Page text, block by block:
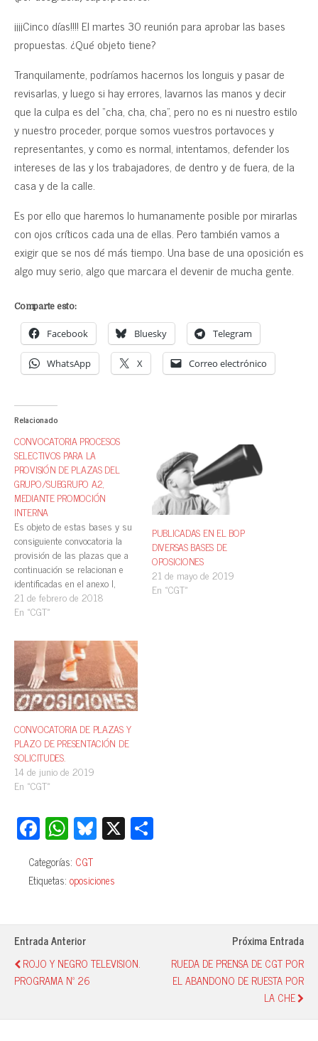
¡¡¡¡Cinco días!!!! El martes 30 reunión para aprobar las bases
propuestas. ¿Qué objeto tiene?
Tranquilamente, podríamos hacernos los longuis y pasar de
revisarlas, y luego si hay errores, lavarnos las manos y decir
que la culpa es del “cha, cha, cha”, pero no es ni nuestro estilo
y nuestro proceder, porque somos vuestros portavoces y
representantes, y como es normal, intentamos, defender los
intereses de las y los trabajadores, de dentro y de fuera, de la
casa y de la calle.
Es por ello que haremos lo humanamente posible por mirarlas
con ojos críticos cada una de ellas. Pero también vamos a
exigir que se nos dé más tiempo. Una base de una oposición es
algo muy serio, algo que marcara el devenir de mucha gente.
Comparte esto:
Facebook Bluesky Telegram
WhatsApp X Correo electrónico
Relacionado
CONVOCATORIA PROCESOS
SELECTIVOS PARA LA
PROVISIÓN DE PLAZAS DEL
GRUPO/SUBGRUPO A2,
MEDIANTE PROMOCIÓN
INTERNA
Es objeto de estas bases y su
consiguiente convocatoria la
provisión de las plazas que a
continuación se relacionan e
identificadas en el anexo I,
mediante acceso por el turno
de promoción interna,
funcionarios y clasificadas en el
grupo/subgrupo A2. Escala de
Administración especial: —
Dos…
21 de febrero de 2018
En «CGT»
PUBLICADAS EN EL BOP
DIVERSAS BASES DE
OPOSICIONES
21 de mayo de 2019
En «CGT»
CONVOCATORIA DE PLAZAS Y
PLAZO DE PRESENTACIÓN DE
SOLICITUDES.
14 de junio de 2019
En «CGT»
Fa
ce
bo
ok
W
ha
ts
A
pp
Bl
ue
sk
y
X
rti
Categorías: CGT
Etiquetas: oposiciones
Entrada Anterior
ROJO Y NEGRO TELEVISION.
PROGRAMA Nº 26
Próxima Entrada
RUEDA DE PRENSA DE CGT POR
EL ABANDONO DE RUESTA POR
LA CHE